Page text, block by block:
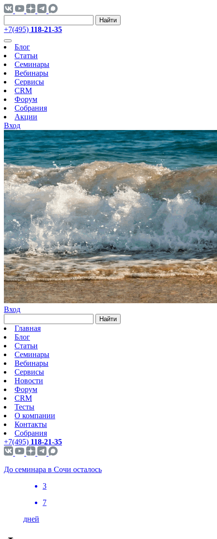
Найти
+7(495) 118-21-35
Блог
Статьи
Семинары
Вебинары
Сервисы
CRM
Форум
Собрания
Акции
Вход
Вход
Найти
Главная
Блог
Статьи
Семинары
Вебинары
Сервисы
Новости
Форум
CRM
Тесты
О компании
Контакты
Собрания
+7(495) 118-21-35
До семинара в Сочи осталось
3
7
дней